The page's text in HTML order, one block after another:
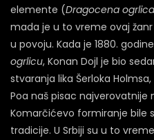
elemente (Dragocena ogrlica
mada je u to vreme ovaj
u povoju. Kada je 1880.
ogrlicu, Konan Dojl je bio
stvaranja lika Šerloka
Poa naš pisac najverovatnije
Komarčićevo formiranje bile
tradicije. U Srbiji su u to